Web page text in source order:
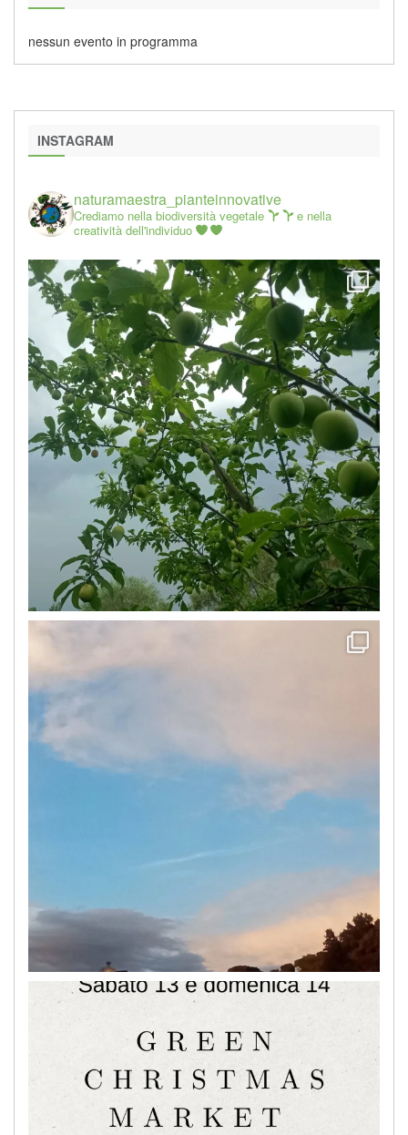
nessun evento in programma
INSTAGRAM
naturamaestra_pianteinnovative
Crediamo nella biodiversità vegetale
e nella
creatività dell'individuo